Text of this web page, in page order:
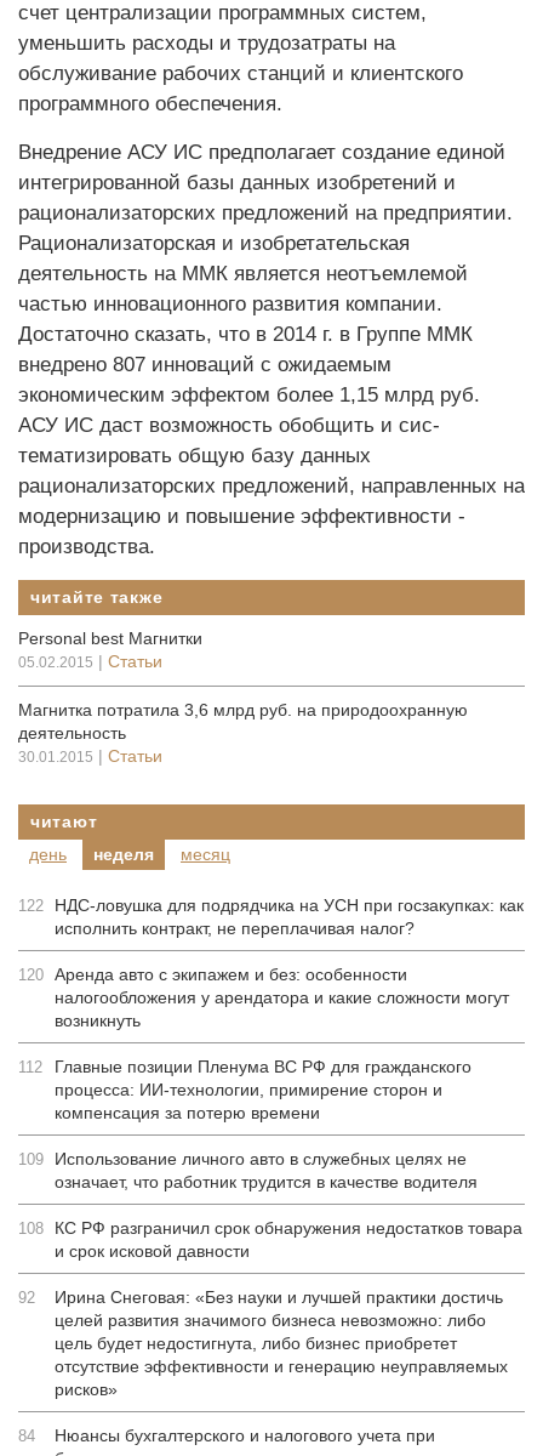
счет централизации программных систем,
уменьшить расходы и трудозатраты на
обслуживание рабочих станций и клиентского
программного обеспечения.
Внедрение АСУ ИС предполагает создание единой
интегрированной базы данных изобретений и
рационализаторских предложений на предприятии.
Рационализаторская и изобретательская
деятельность на ММК является неотъемлемой
частью инновационного развития компании.
Достаточно сказать, что в 2014 г. в Группе ММК
внедрено 807 инноваций с ожидаемым
экономическим эффектом более 1,15 млрд руб.
АСУ ИС даст возможность обобщить и сис­
тематизировать общую базу данных
рационализаторских предложений, направленных на
модернизацию и повышение эффективности ­
производства.
читайте также
Personal best Магнитки
05.02.2015 | Статьи
Магнитка потратила 3,6 млрд руб. на природоохранную
деятельность
30.01.2015 | Статьи
читают
день
неделя месяц
122
НДС-ловушка для подрядчика на УСН при госзакупках: как
исполнить контракт, не переплачивая налог?
120 Аренда авто с экипажем и без: особенности
налогообложения у арендатора и какие сложности могут
возникнуть
112
Главные позиции Пленума ВС РФ для гражданского
процесса: ИИ-технологии, примирение сторон и
компенсация за потерю времени
109
Использование личного авто в служебных целях не
означает, что работник трудится в качестве водителя
108
КС РФ разграничил срок обнаружения недостатков товара
и срок исковой давности
92
Ирина Снеговая: «Без науки и лучшей практики достичь
целей развития значимого бизнеса невозможно: либо
цель будет недостигнута, либо бизнес приобретет
отсутствие эффективности и генерацию неуправляемых
рисков»
84
Нюансы бухгалтерского и налогового учета при